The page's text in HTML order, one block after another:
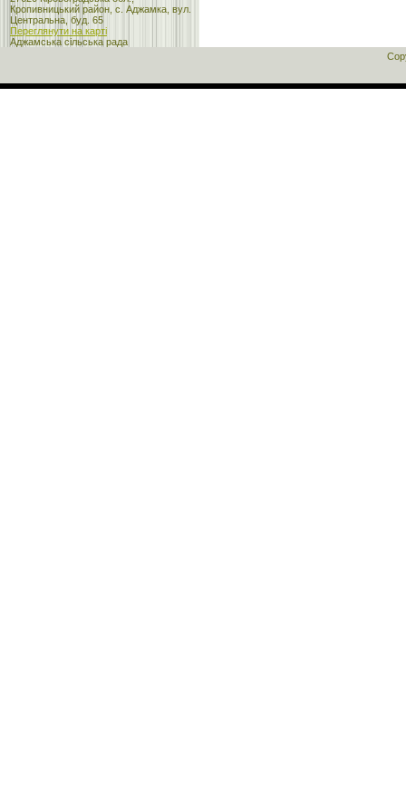
Кропивницький район, с. Аджамка, вул.
Центральна, буд. 65
Переглянути на карті
Аджамська сільська рада